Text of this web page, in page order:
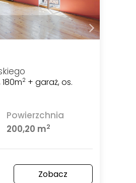
2 + garaż, os.
Powierzchnia
200,20 m2
Zobacz